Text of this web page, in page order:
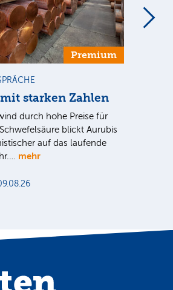
Premium
starken Zahlen
durch hohe Preise für
blickt Aurubis
auf das laufende
mehr